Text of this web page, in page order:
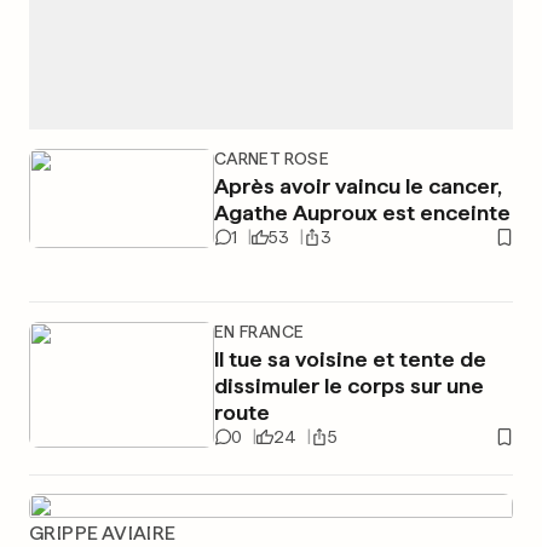
CARNET ROSE
Après avoir vaincu le cancer,
Agathe Auproux est enceinte
1 53 3
EN FRANCE
Il tue sa voisine et tente de
dissimuler le corps sur une
route
0 24 5
GRIPPE AVIAIRE